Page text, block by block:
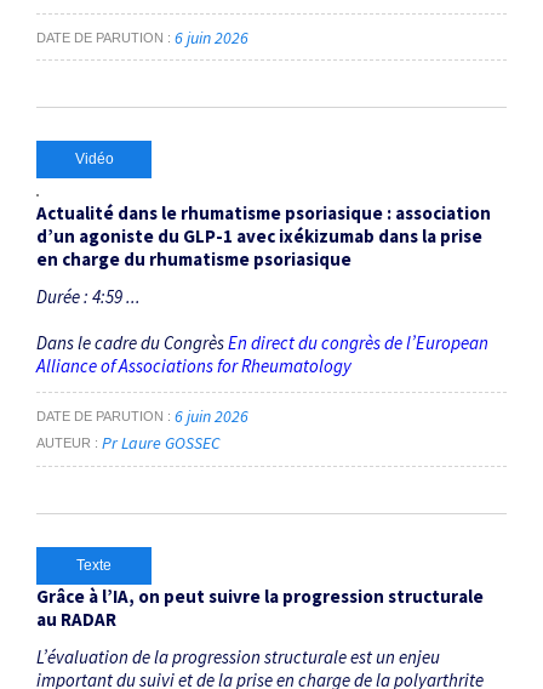
DATE DE PARUTION 6 juin 2026
Vidéo
Actualité dans le rhumatisme psoriasique : association
d’un agoniste du GLP-1 avec ixékizumab dans la prise
en charge du rhumatisme psoriasique
Durée : 4:59 ...
Dans le cadre du CongrèsEn direct du congrès de l’European
Alliance of Associations for Rheumatology
DATE DE PARUTION 6 juin 2026
AUTEUR Pr Laure GOSSEC
Texte
Grâce à l’IA, on peut suivre la progression structurale
au RADAR
L’évaluation de la progression structurale est un enjeu
important du suivi et de la prise en charge de la polyarthrite